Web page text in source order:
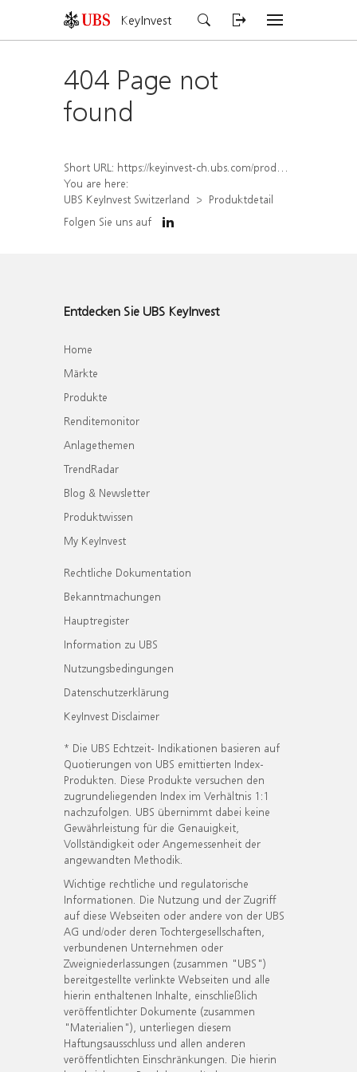
KeyInvest
404 Page not
found
Short URL: https://keyinvest-ch.ubs.com/produkt/detail/index/isin/CH1574360926
You are here:
UBS KeyInvest Switzerland
Produktdetail
Folgen Sie uns auf
Entdecken Sie UBS KeyInvest
Home
Märkte
Produkte
Renditemonitor
Anlagethemen
TrendRadar
Blog & Newsletter
Produktwissen
My KeyInvest
Rechtliche Dokumentation
Bekanntmachungen
Hauptregister
Information zu UBS
Nutzungsbedingungen
Datenschutzerklärung
KeyInvest Disclaimer
* Die UBS Echtzeit- Indikationen basieren auf
Quotierungen von UBS emittierten Index-
Produkten. Diese Produkte versuchen den
zugrundeliegenden Index im Verhältnis 1:1
nachzufolgen. UBS übernimmt dabei keine
Gewährleistung für die Genauigkeit,
Vollständigkeit oder Angemessenheit der
angewandten Methodik.
Wichtige rechtliche und regulatorische
Informationen. Die Nutzung und der Zugriff
auf diese Webseiten oder andere von der UBS
AG und/oder deren Tochtergesellschaften,
verbundenen Unternehmen oder
Zweigniederlassungen (zusammen "UBS")
bereitgestellte verlinkte Webseiten und alle
hierin enthaltenen Inhalte, einschließlich
veröffentlichter Dokumente (zusammen
"Materialien"), unterliegen diesem
Haftungsausschluss und allen anderen
veröffentlichten Einschränkungen. Die hierin